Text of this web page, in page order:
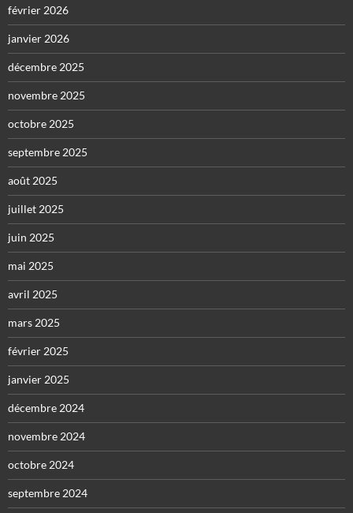
février 2026
janvier 2026
décembre 2025
novembre 2025
octobre 2025
septembre 2025
août 2025
juillet 2025
juin 2025
mai 2025
avril 2025
mars 2025
février 2025
janvier 2025
décembre 2024
novembre 2024
octobre 2024
septembre 2024